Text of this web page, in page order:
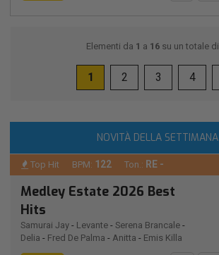
Elementi da 1 a 16su un totale di
1 2 3 4
NOVITÀ DELLA SETTIMANA
Top Hit BPM: 122 Ton.: RE -
Medley Estate 2026 Best
Hits
Samurai Jay - Levante - Serena Brancale -
Delia - Fred De Palma - Anitta - Emis Killa